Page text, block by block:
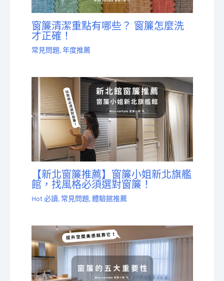
窗簾清潔重點有哪些？ 窗簾怎麼洗
才正確！
常見問題,年度推薦
【新北窗簾推薦】窗簾小姐新北旗艦
館，找風格必須選對窗簾！
Hot 必讀, 常見問題,體驗館推薦